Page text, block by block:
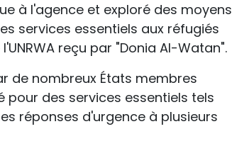
à l'agence et exploré des moyens
services essentiels aux réfugiés
reçu par "Donia Al-Watan".
de nombreux États membres
pour des services essentiels tels
réponses d'urgence à plusieurs